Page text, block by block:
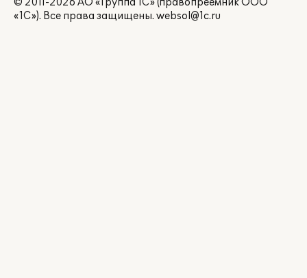
© 2011-2026 АО «Группа 1С» (правопреемник ООО
«1С»). Все права защищены. websol@1c.ru